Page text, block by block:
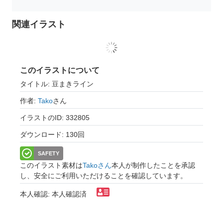
関連イラスト
このイラストについて
タイトル: 豆まきライン
作者: Takoさん
イラストのID: 332805
ダウンロード: 130回
SAFETY
このイラスト素材はTakoさん本人が制作したことを承認
し、安全にご利用いただけることを確認しています。
本人確認: 本人確認済